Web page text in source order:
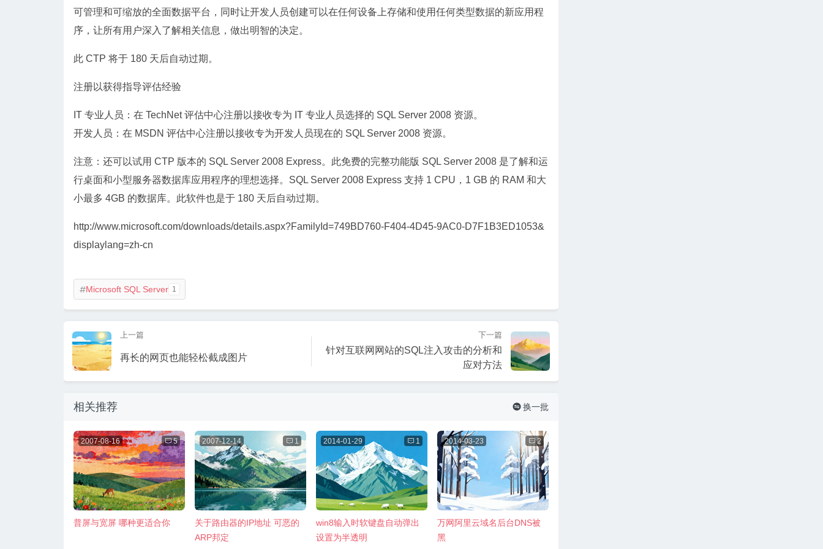
可管理和可缩放的全面数据平台，同时让开发人员创建可以在任何设备上存储和使用任何类型数据的新应用程
序，让所有用户深入了解相关信息，做出明智的决定。
此 CTP 将于 180 天后自动过期。
注册以获得指导评估经验
IT 专业人员：在 TechNet 评估中心注册以接收专为 IT 专业人员选择的 SQL Server 2008 资源。
开发人员：在 MSDN 评估中心注册以接收专为开发人员现在的 SQL Server 2008 资源。
注意：还可以试用 CTP 版本的 SQL Server 2008 Express。此免费的完整功能版 SQL Server 2008 是了解和运
行桌面和小型服务器数据库应用程序的理想选择。SQL Server 2008 Express 支持 1 CPU，1 GB 的 RAM 和大
小最多 4GB 的数据库。此软件也是于 180 天后自动过期。
http://www.microsoft.com/downloads/details.aspx?FamilyId=749BD760-F404-4D45-9AC0-D7F1B3ED1053&
displaylang=zh-cn
Microsoft SQL Server 1
上一篇
再长的网页也能轻松截成图片
下一篇
针对互联网网站的SQL注入攻击的分析和
应对方法
相关推荐  换一批
2007-08-16  5
普屏与宽屏 哪种更适合你
2007-12-14  1
关于路由器的IP地址 可恶的
ARP邦定
2014-01-29  1
win8输入时软键盘自动弹出
设置为半透明
2014-03-23  2
万网阿里云域名后台DNS被
黑